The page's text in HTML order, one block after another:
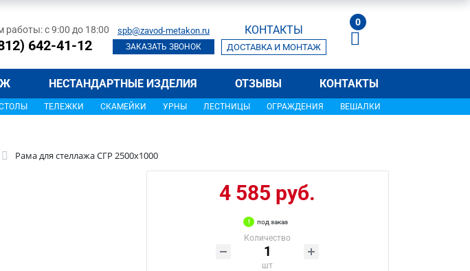
работы: с 9:00 до 18:00
642-41-12
spb@zavod-metakon.ru
ЗАКАЗАТЬ ЗВОНОК
КОНТАКТЫ
ДОСТАВКА И МОНТАЖ
0
НЕСТАНДАРТНЫЕ ИЗДЕЛИЯ ОТЗЫВЫ КОНТАКТЫ
ТЕЛЕЖКИ СКАМЕЙКИ УРНЫ ЛЕСТНИЦЫ ОГРАЖДЕНИЯ ВЕШАЛКИ
Рама для стеллажа СГР 2500х1000
4 585 руб.
под заказ
Количество
шт